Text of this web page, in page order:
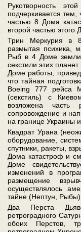
Рукотворность
подчеркивается
частью 8 Дома
второй частью этого
Трин Меркурия в
размытая психика,
Рыб в 4 Доме
секстили этих
Доме работы,
что тайная
Boeing 777 рейса
(секстиль) с
возложена
сопровождение и
на границе Украины и
Квадрат Урана
оборудование,
спутники, ракеты,
Дома катастроф и
Доме
изменений в
размещение
осуществлялось
тайне (Нептун, Рыбы).
Два Перста
ретроградного
обоих Перстов,